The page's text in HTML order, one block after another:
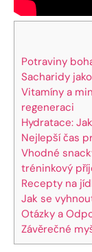
Potraviny
Sacharidy
Vitamíny a
regeneraci
Hydratace:
Nejlepší čas
Vhodné
tréninkový
Recepty na
Jak se
Otázky a
Závěrečné